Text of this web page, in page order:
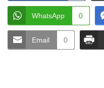
WhatsApp 0
Email 0